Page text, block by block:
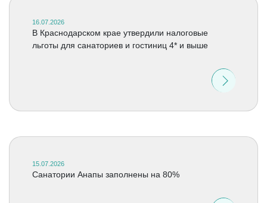
16.07.2026
В Краснодарском крае утвердили налоговые
льготы для санаториев и гостиниц 4* и выше
15.07.2026
Санатории Анапы заполнены на 80%